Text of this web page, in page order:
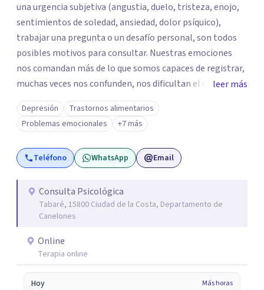
una urgencia subjetiva (angustia, duelo, tristeza, enojo,
sentimientos de soledad, ansiedad, dolor psíquico),
trabajar una pregunta o un desafío personal, son todos
posibles motivos para consultar. Nuestras emociones
nos comandan más de lo que somos capaces de registrar,
muchas veces nos confunden, nos dificultan el camino, la
toma de decisiones, el devenir diario. Cuando nos resultan
avasallantes, es allí donde nuestra psiquis puede
desbordar y manifestar síntomas que hasta el momento
no interferían con nuestra vida cotidiana, pero, no
obstante, estaban gestándose en nuestro interior. No
las emociones es salud mental y cuidar tu mente es tan
importante como cuidar tu cuerpo.
leer más
Depresión
Trastornos alimentarios
Problemas emocionales
+7 más
Teléfono WhatsApp Email
Consulta Psicológica
Tabaré, 15800 Ciudad de la Costa, Departamento de
Canelones
Online
Terapia online
Hoy Más horas